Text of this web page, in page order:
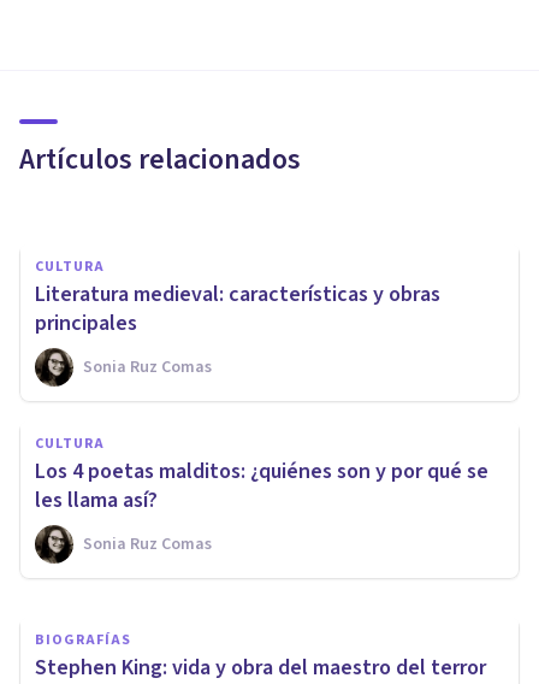
Artículos relacionados
este sociólogo estadounidense
CULTURA
Literatura medieval: características y obras
principales
Sonia Ruz Comas
CULTURA
Los 4 poetas malditos: ¿quiénes son y por qué se
les llama así?
Sonia Ruz Comas
BIOGRAFÍAS
Giovanni Aurispa: biografía de
este humanista del
Renacimiento
Sonia Ruz Comas
BIOGRAFÍAS
​Stephen King: vida y obra del maestro del terror